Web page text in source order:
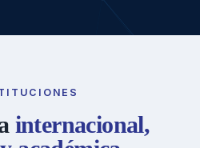
internacional,